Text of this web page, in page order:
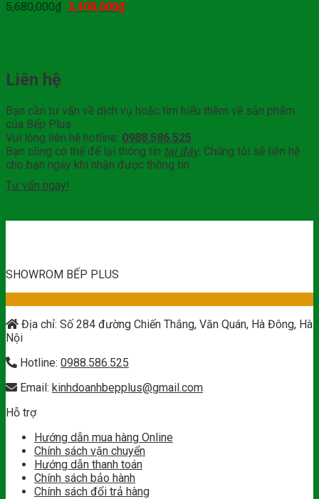
5,680,000₫ 3,408,000₫
Liên hệ
Bạn cần tư vấn về dịch vụ hoặc tìm hiểu thêm về sản phẩm
của Bếp Plus
Vui lòng liên hệ hotline: 0988.586.525
Bạn cũng có thể để lại thông tin tại đây. Chúng tôi sẽ liên hệ
cho bạn ngay khi nhận được thông tin
Tư vấn ngay!
SHOWROM BẾP PLUS
Địa chỉ: Số 284 đường Chiến Thắng, Văn Quán, Hà Đông, Hà
Nội
Hotline: 0988.586.525
Email: kinhdoanhbepplus@gmail.com
Hỗ trợ
Hướng dẫn mua hàng Online
Chính sách vận chuyển
Hướng dẫn thanh toán
Chính sách bảo hành
Chính sách đổi trả hàng